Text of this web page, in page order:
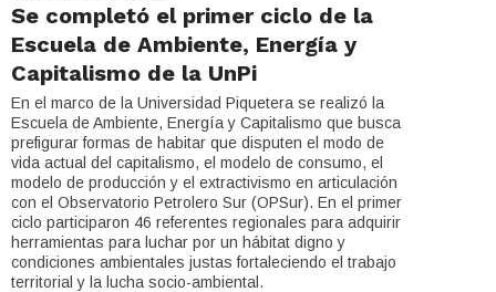
Se completó el primer ciclo de la
Escuela de Ambiente, Energía y
Capitalismo de la UnPi
En el marco de la Universidad Piquetera se realizó la
Escuela de Ambiente, Energía y Capitalismo que busca
prefigurar formas de habitar que disputen el modo de
vida actual del capitalismo, el modelo de consumo, el
modelo de producción y el extractivismo en articulación
con el Observatorio Petrolero Sur (OPSur). En el primer
ciclo participaron 46 referentes regionales para adquirir
herramientas para luchar por un hábitat digno y
condiciones ambientales justas fortaleciendo el trabajo
territorial y la lucha socio-ambiental.